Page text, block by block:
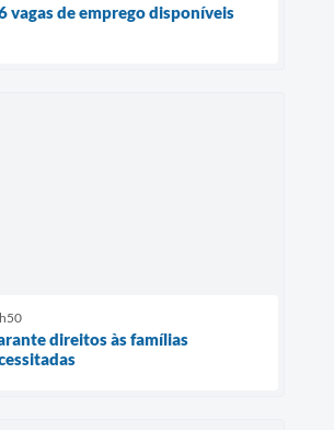
vagas de emprego disponíveis
direitos às famílias